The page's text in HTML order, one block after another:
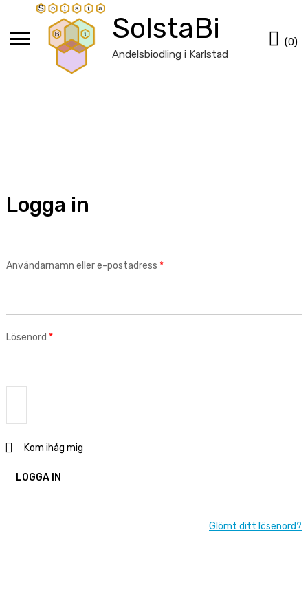
innehåll
SolstaBi
Andelsbiodling i Karlstad
(0)
Logga in
Användarnamn eller e-postadress *Obligatoriskt
Lösenord *Obligatoriskt
Kom ihåg mig
LOGGA IN
Glömt ditt lösenord?